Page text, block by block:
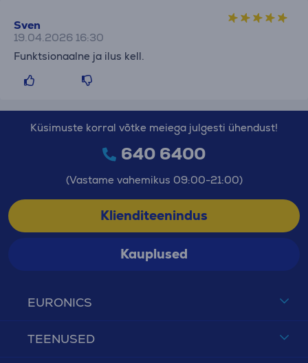
Sven
19.04.2026 16:30
Funktsionaalne ja ilus kell.
EURONICS
TEENUSED
Küsimuste korral võtke meiega julgesti ühendust!
640 6400
(Vastame vahemikus 09:00-21:00)
Klienditeenindus
Kauplused